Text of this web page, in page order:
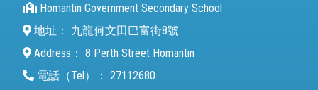
Homantin Government Secondary School
地址：
九龍何文田巴富街8號
Address： 8 Perth Street Homantin
電話（Tel）： 27112680